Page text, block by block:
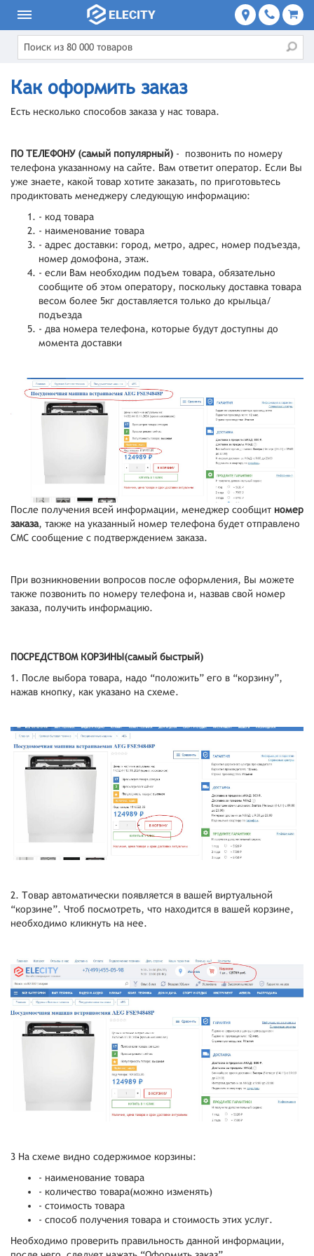
Как оформить заказ
Есть несколько способов заказа у нас товара.
ПО ТЕЛЕФОНУ (самый популярный) - позвонить по номеру
телефона указанному на сайте. Вам ответит оператор. Если Вы
уже знаете, какой товар хотите заказать, по приготовьтесь
продиктовать менеджеру следующую информацию:
- код товара
- наименование товара
- адрес доставки: город, метро, адрес, номер подъезда,
номер домофона, этаж.
- если Вам необходим подъем товара, обязательно
сообщите об этом оператору, поскольку доставка товара
весом более 5кг доставляется только до крыльца/
подъезда
- два номера телефона, которые будут доступны до
момента доставки
После получения всей информации, менеджер сообщит номер
заказа, также на указанный номер телефона будет отправлено
СМС сообщение с подтверждением заказа.
При возникновении вопросов после оформления, Вы можете
также позвонить по номеру телефона и, назвав свой номер
заказа, получить информацию.
ПОСРЕДСТВОМ КОРЗИНЫ(самый быстрый)
1. После выбора товара, надо “положить” его в “корзину”,
нажав кнопку, как указано на схеме.
2. Товар автоматически появляется в вашей виртуальной
“корзине”. Чтоб посмотреть, что находится в вашей корзине,
необходимо кликнуть на нее.
3 На схеме видно содержимое корзины:
- наименование товара
- количество товара(можно изменять)
- стоимость товара
- способ получения товара и стоимость этих услуг.
Необходимо проверить правильность данной информации,